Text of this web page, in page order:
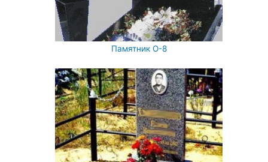
Памятник О-8